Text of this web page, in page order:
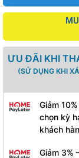
ƯU ĐÃI KHI
(SỬ DỤNG KHI
Giảm
chọn kỳ
khách
Giảm 3%